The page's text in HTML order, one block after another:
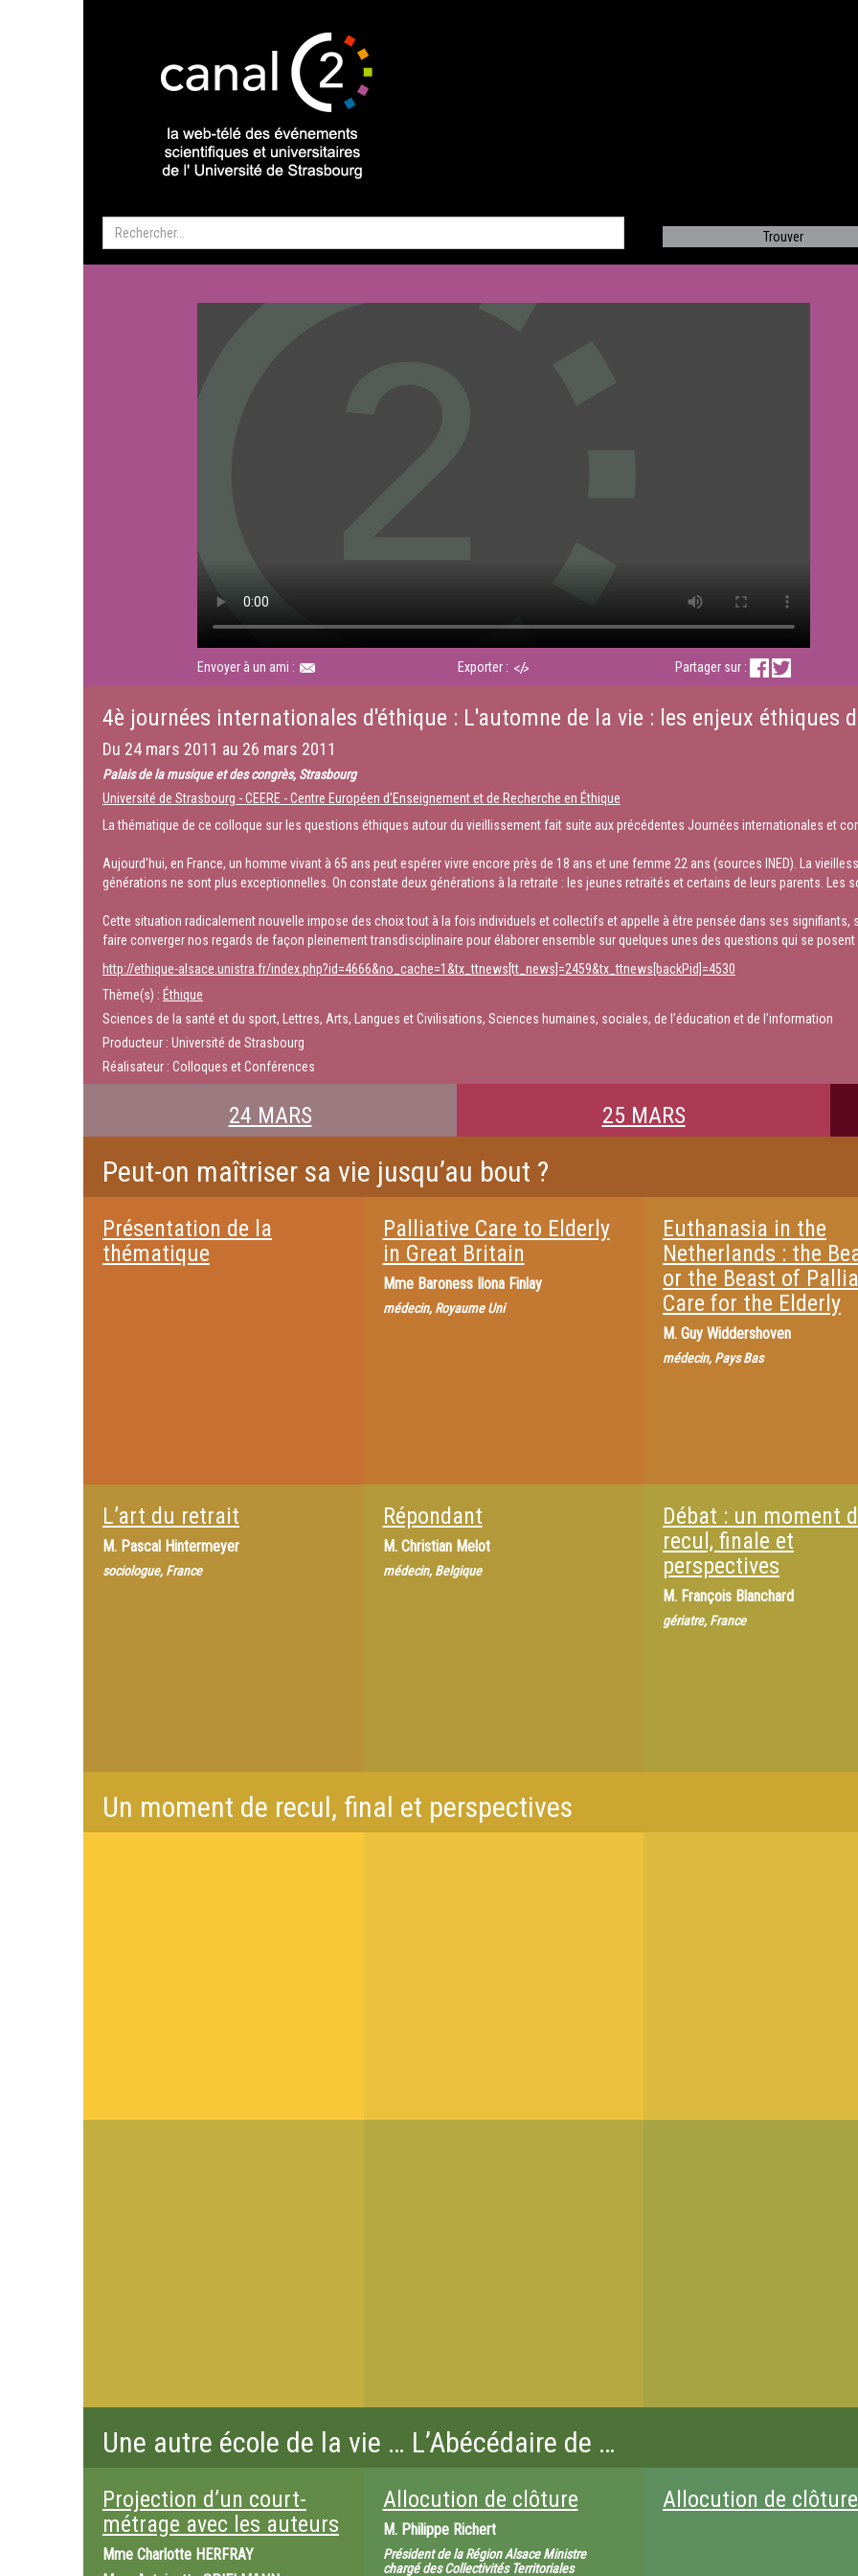
Envoyer à un ami : Exporter : Partager sur :
4è journées internationales d'éthique : L'automne de la vie : les enjeux éthiques
Du 24 mars 2011 au 26 mars 2011
Palais de la musique et des congrès, Strasbourg
Université de Strasbourg - CEERE - Centre Européen d’Enseignement et de Recherche en Éthique
La thématique de ce colloque sur les questions éthiques autour du vieillissement fait suite aux précédentes Journées internationales et
Aujourd'hui, en France, un homme vivant à 65 ans peut espérer vivre encore près de 18 ans et une femme 22 ans (sources INED). La
générations ne sont plus exceptionnelles. On constate deux générations à la retraite : les jeunes retraités et certains de leurs parents. Les
Cette situation radicalement nouvelle impose des choix tout à la fois individuels et collectifs et appelle à être pensée dans ses
faire converger nos regards de façon pleinement transdisciplinaire pour élaborer ensemble sur quelques unes des questions qui se posent
http://ethique-alsace.unistra.fr/index.php?id=4666&no_cache=1&tx_ttnews[tt_news]=2459&tx_ttnews[backPid]=4530
Thème(s) : Éthique
Sciences de la santé et du sport, Lettres, Arts, Langues et Civilisations, Sciences humaines, sociales, de l’éducation et de l’information
Producteur : Université de Strasbourg
Réalisateur : Colloques et Conférences
24 MARS 25 MARS
Peut-on maîtriser sa vie jusqu’au bout ?
Présentation de la
thématique
Palliative Care to Elderly
in Great Britain
Mme Baroness Ilona Finlay
médecin, Royaume Uni
Euthanasia in the
Netherlands : the
or the Beast of
Care for the Elderly
M. Guy Widdershoven
médecin, Pays Bas
L’art du retrait
M. Pascal Hintermeyer
sociologue, France
Répondant
M. Christian Melot
médecin, Belgique
Débat : un moment
recul, finale et
perspectives
M. François Blanchard
gériatre, France
Un moment de recul, final et perspectives
Une autre école de la vie … L’Abécédaire de …
Projection d’un court-
métrage avec les auteurs
Mme Charlotte HERFRAY
Allocution de clôture
M. Philippe Richert
Président de la Région Alsace Ministre
chargé des Collectivités Territoriales
Allocution de clôture